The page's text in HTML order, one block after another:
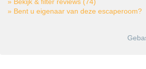
» Bent u eigenaar van deze escaperoom?